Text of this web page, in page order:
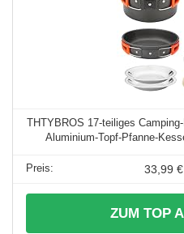
THTYBROS 17-teiliges
Aluminium-Topf-Pfanne-
33,99 €
ZUM TOP